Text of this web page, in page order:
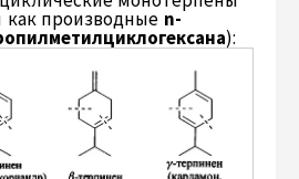
как производные n-
):